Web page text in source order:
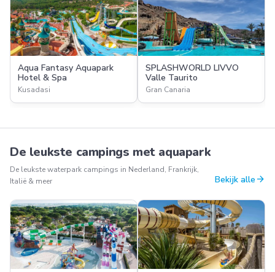
Aqua Fantasy Aquapark
Hotel & Spa
Kusadasi
SPLASHWORLD LIVVO
Valle Taurito
Gran Canaria
De leukste campings met aquapark
De leukste waterpark campings in Nederland, Frankrijk,
Italië & meer
Bekijk alle arrow_forward